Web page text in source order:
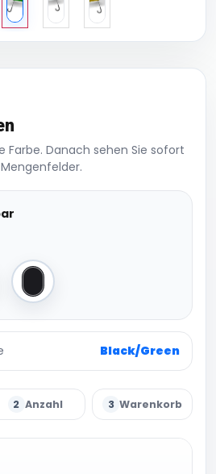
Farbe. Danach sehen Sie sofort
Red Black/Yellow
Black/Green
2 Anzahl 3 Warenkorb